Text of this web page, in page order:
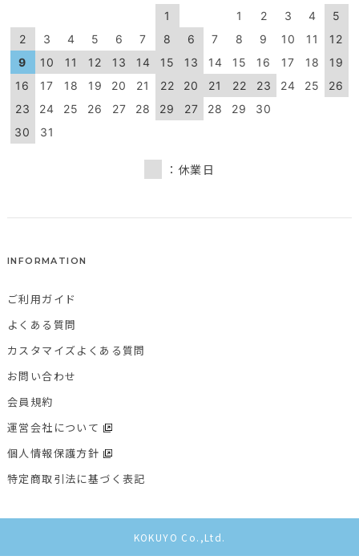
1
2
3 4 5 6 7
8
9
10 11 12 13 14
15
16
17 18 19 20 21
22
23
24 25 26 27 28
29
30
31
1 2 3 4
5
6
7 8 9 10 11
12
13
14 15 16 17 18
19
20
21 22 23 24 25
26
27
28 29 30
：休業日
INFORMATION
ご利用ガイド
よくある質問
カスタマイズよくある質問
お問い合わせ
会員規約
運営会社について
個人情報保護方針
特定商取引法に基づく表記
KOKUYO Co.,Ltd.